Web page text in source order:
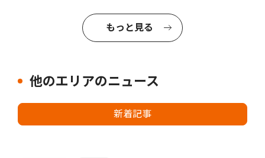
もっと見る
他のエリアのニュース
新着記事